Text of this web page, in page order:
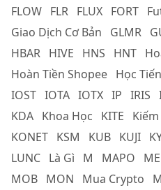
FLOW FLR FLUX FORT
Giao Dịch Cơ Bản
GLMR
HBAR HIVE HNS HNT
Hoàn Tiền Shopee Học
IOST IOTA IOTX IP IRIS
KDA Khoa Học KITE
KONET KSM KUB KUJI
LUNC Là Gì M MAPO
MOB MON Mua Crypto